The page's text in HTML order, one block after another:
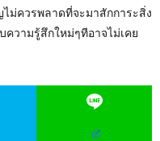
ควรพลาดที่จะมาสักการะสิ่ง
วามรู้สึกใหม่ๆทีอาจไม่เคย